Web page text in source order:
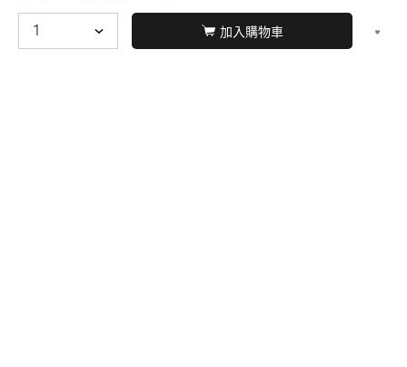
加入購物車
© BERNARD 2021 WEBDESIGN